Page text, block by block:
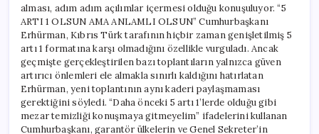
alması, adım adım açılımlar içermesi olduğu konuşuluyor. “5
ARTI 1 OLSUN AMA ANLAMLI OLSUN” Cumhurbaşkanı
Erhürman, Kıbrıs Türk tarafının hiçbir zaman genişletilmiş 5
artı 1 formatına karşı olmadığını özellikle vurguladı. Ancak
geçmişte gerçekleştirilen bazı toplantıların yalnızca güven
artırıcı önlemleri ele almakla sınırlı kaldığını hatırlatan
Erhürman, yeni toplantının aynı kaderi paylaşmaması
gerektiğini söyledi. “Daha önceki 5 artı 1’lerde olduğu gibi
mezar temizliği konuşmaya gitmeyelim” ifadelerini kullanan
Cumhurbaşkanı, garantör ülkelerin ve Genel Sekreter’in